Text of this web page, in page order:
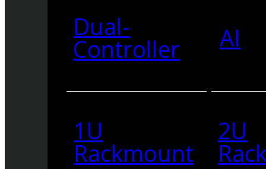
Dual-
Controller AI
1U
Rackmount
2U